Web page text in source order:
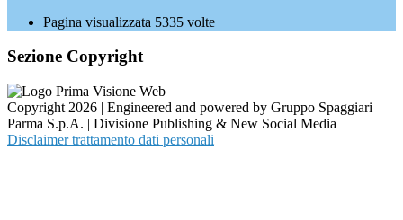
Pagina visualizzata 5335 volte
Sezione Copyright
Copyright 2026 | Engineered and powered by Gruppo Spaggiari
Parma S.p.A. | Divisione Publishing & New Social Media
Disclaimer trattamento dati personali